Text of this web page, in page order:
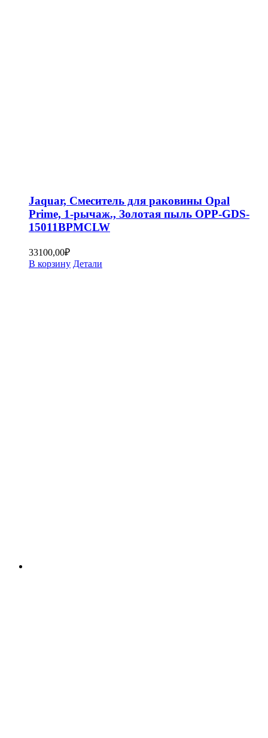
Jaquar, Смеситель для раковины Opal
Prime, 1-рычаж., Золотая пыль OPP-GDS-
15011BPMCLW
33100,00₽
В корзину Детали